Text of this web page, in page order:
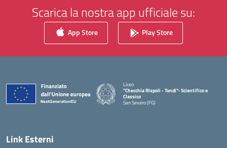
Scarica la nostra app ufficiale su:
App Store Play Store
Liceo
"Checchia Rispoli - Tondi"- Scientifico e
Classico
San Severo (FG)
Link Esterni